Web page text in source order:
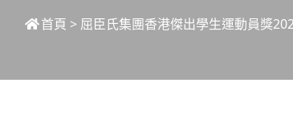
首頁 > 屈臣氏集團香港傑出學生運動員獎